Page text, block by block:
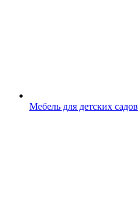
Мебель для детских садов